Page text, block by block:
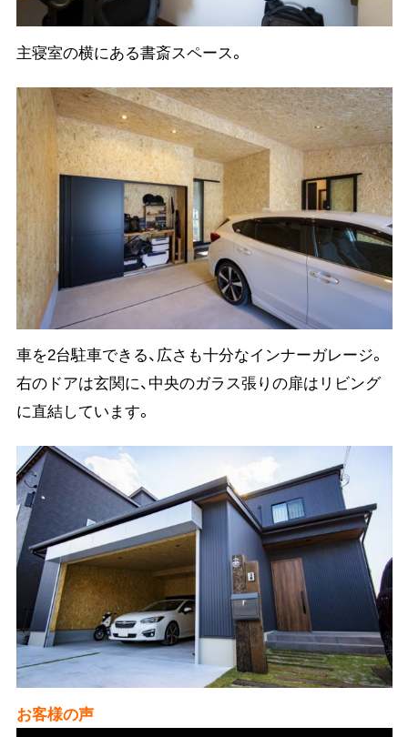
主寝室の横にある書斎スペース。
車を2台駐車できる、広さも十分なインナーガレージ。
右のドアは玄関に、中央のガラス張りの扉はリビング
に直結しています。
お客様の声